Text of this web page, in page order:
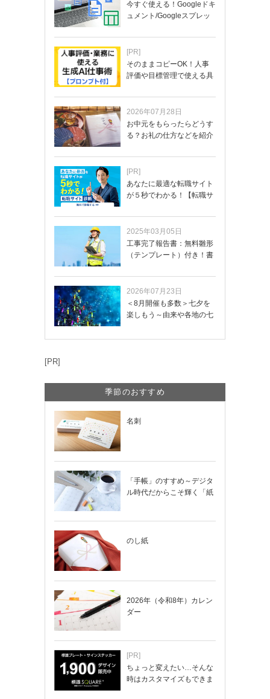
今すぐ使える！Googleドキ
ュメント/Googleスプレッ
[PR]
そのままコピーOK！人事
評価や目標管理で使える具
2026年07月28日
お中元をもらったらどうす
る？お礼の仕方などを紹介
[PR]
あなたに最適な転職サイト
が５秒でわかる！【転職サ
2025年03月05日
工事完了報告書：無料雛形
（テンプレート）付き！書
2026年07月23日
＜8月開催も多数＞七夕を
楽しもう～由来や各地の七
[PR]
季節のおすすめ
名刺
「手帳」のすすめ～デジタ
ル時代だからこそ輝く「紙
のし紙
2026年（令和8年）カレン
ダー
[PR]
ちょっと変えたい…そんな
時はカスタマイズもできま